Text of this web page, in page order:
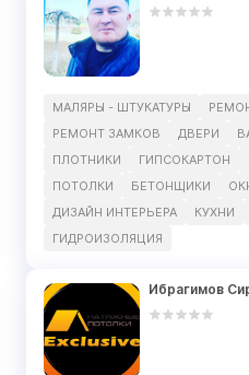
МАЛЯРЫ - ШТУКАТУРЫ
РЕМОНТ ЗАМКОВ
ДВЕРИ
ПЛОТНИКИ
ГИПСОКАРТОН
ПОТОЛКИ
БЕТОНЩИКИ
ДИЗАЙН ИНТЕРЬЕРА
КУХНИ
ГИДРОИЗОЛЯЦИЯ
Ибрагимов